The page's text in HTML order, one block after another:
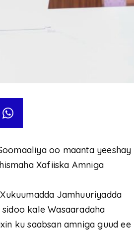
oo maanta yeeshay
Xafiiska Amniga
Jamhuuriyadda
kale Wasaaradaha
ku saabsan amniga guud ee